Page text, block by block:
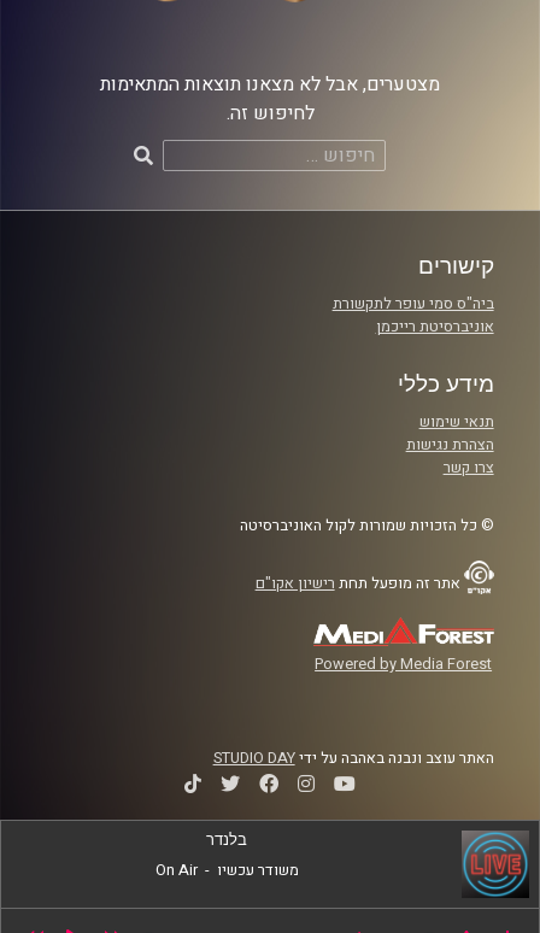
מצטערים, אבל לא מצאנו תוצאות המתאימות
לחיפוש זה.
חיפוש:
קישורים
ביה"ס סמי עופר לתקשורת
אוניברסיטת רייכמן
מידע כללי
תנאי שימוש
הצהרת נגישות
צרו קשר
© כל הזכויות שמורות לקול האוניברסיטה
אתר זה מופעל תחת רישיון אקו"ם
Powered by Media Forest
האתר עוצב ונבנה באהבה על ידיSTUDIO DAY
בלנדר
משודר עכשיו -
On Air